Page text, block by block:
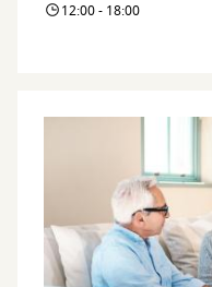
12:00 - 18:00